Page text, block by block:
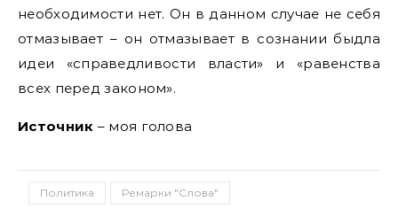
необходимости нет. Он в данном случае не себя
отмазывает – он отмазывает в сознании быдла
идеи «справедливости власти» и «равенства
всех перед законом».
Источник – моя голова
Политика Ремарки "Слова"